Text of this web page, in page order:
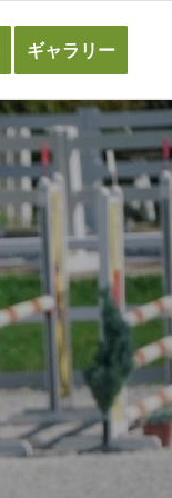
ギャラリー